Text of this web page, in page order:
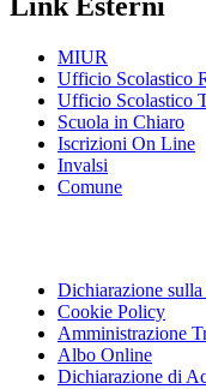
MIUR
Ufficio Scolastico
Ufficio Scolastico
Scuola in Chiaro
Iscrizioni On Line
Invalsi
Comune
Dichiarazione
Cookie Policy
Amministrazione
Albo Online
Dichiarazione di